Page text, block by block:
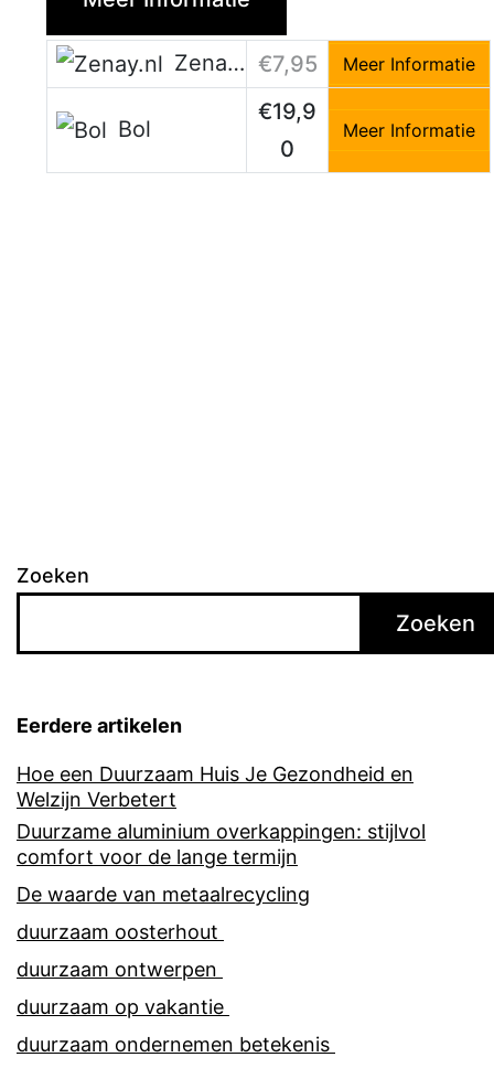
Zenay.nl €7,95 Meer Informatie
Bol
€19,9
0
Meer Informatie
Zoeken
Zoeken
Eerdere artikelen
Hoe een Duurzaam Huis Je Gezondheid en
Welzijn Verbetert
Duurzame aluminium overkappingen: stijlvol
comfort voor de lange termijn
De waarde van metaalrecycling
duurzaam oosterhout
duurzaam ontwerpen
duurzaam op vakantie
duurzaam ondernemen betekenis